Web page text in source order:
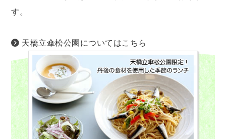
す。
天橋立傘松公園についてはこちら